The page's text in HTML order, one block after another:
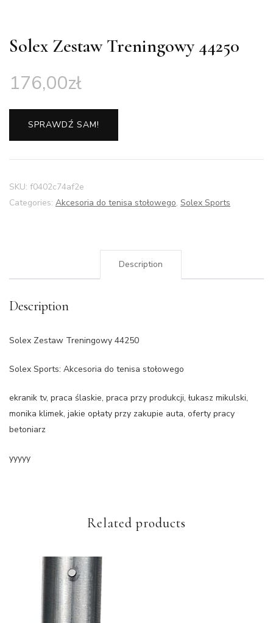
Solex Zestaw Treningowy 44250
176,00zł
SPRAWDŹ SAM!
SKU: f0402c74af2e
Categories: Akcesoria do tenisa stołowego, Solex Sports
Description
Description
Solex Zestaw Treningowy 44250
Solex Sports: Akcesoria do tenisa stołowego
ekranik tv, praca ślaskie, praca przy produkcji, łukasz mikulski,
monika klimek, jakie opłaty przy zakupie auta, oferty pracy
betoniarz
yyyyy
Related products